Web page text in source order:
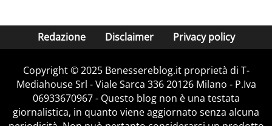
Redazione Disclaimer Privacy policy
Copyright © 2025 Benessereblog.it proprietà di T-
Mediahouse Srl - Viale Sarca 336 20126 Milano - P.Iva
06933670967 - Questo blog non è una testata
giornalistica, in quanto viene aggiornato senza alcuna